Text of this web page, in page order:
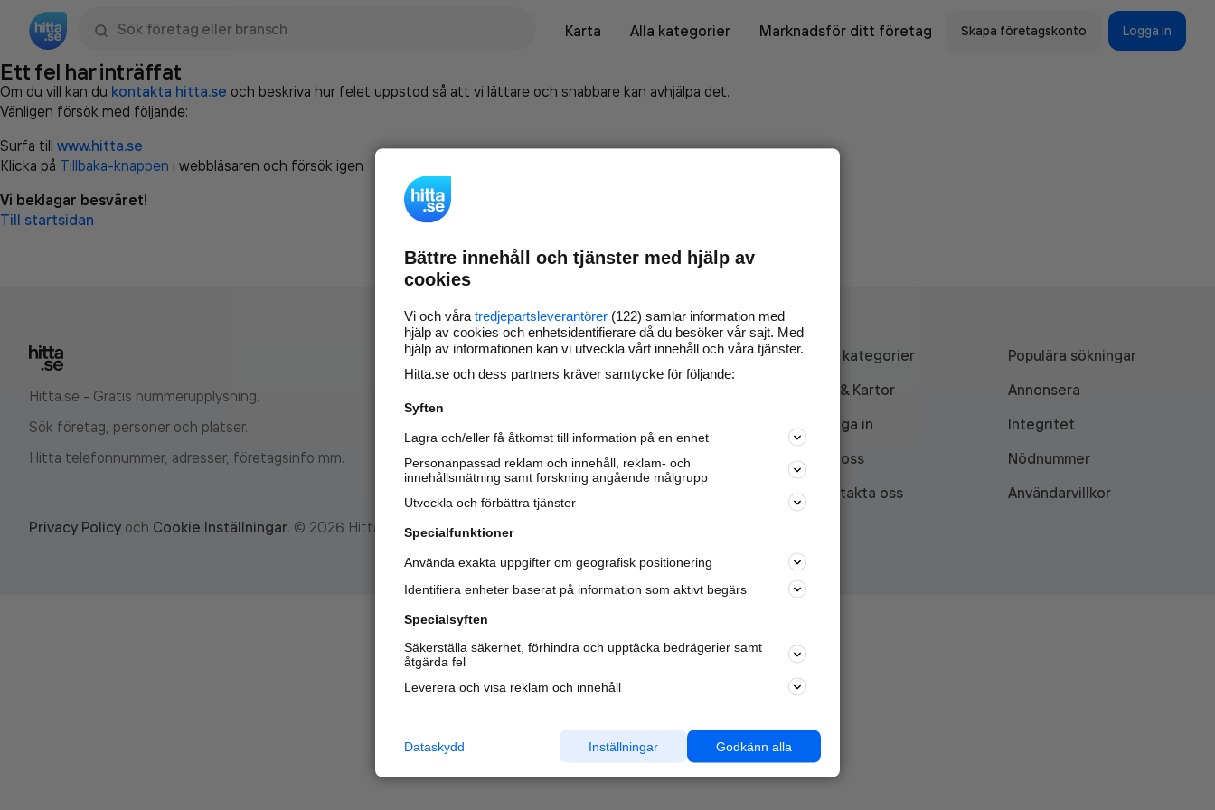
Karta
Alla kategorier Marknadsför ditt företag Skapa företagskonto Logga in
Ett fel har inträffat
Om du vill kan du kontakta hitta.se och beskriva hur felet uppstod så att vi lättare och snabbare kan avhjälpa det.
Vänligen försök med följande:
Surfa till www.hitta.se
Klicka på Tillbaka-knappen i webbläsaren och försök igen
Vi beklagar besväret!
Till startsidan
Hitta.se - Gratis nummerupplysning.
Sök företag, personer och platser.
Hitta telefonnummer, adresser, företagsinfo mm.
Marknadsför företaget på
nya kunder och
samarbetspartners nära dig.
Läs mer här
Alla kategorier
Populära sökningar
API & Kartor
Annonsera
Logga in
Integritet
Om oss
Nödnummer
Kontakta oss
Användarvillkor
Privacy Policy och Cookie Inställningar. © 2026 Hitta.se
Bättre innehåll och tjänster med hjälp av
cookies
Vi och våra tredjepartsleverantörer (122) samlar information med
hjälp av cookies och enhetsidentifierare då du besöker vår sajt. Med
hjälp av informationen kan vi utveckla vårt innehåll och våra tjänster.
Hitta.se och dess partners kräver samtycke för följande:
Syften
Lagra och/eller få åtkomst till information på en enhet
Personanpassad reklam och innehåll, reklam- och
innehållsmätning samt forskning angående målgrupp
Utveckla och förbättra tjänster
Specialfunktioner
Använda exakta uppgifter om geografisk positionering
Identifiera enheter baserat på information som aktivt begärs
Specialsyften
Säkerställa säkerhet, förhindra och upptäcka bedrägerier samt
åtgärda fel
Leverera och visa reklam och innehåll
Godkänn alla
Inställningar
Dataskydd